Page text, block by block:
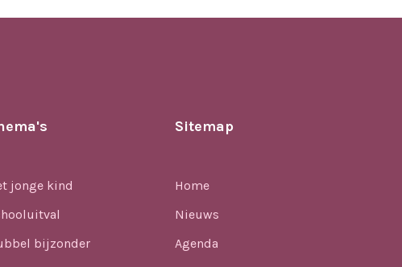
jonge kind
bijzonder
Sitemap
Home
Nieuws
Agenda